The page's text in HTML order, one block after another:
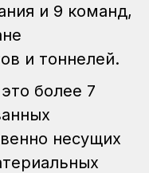
и 9 команд,
и тоннелей.
более 7
несущих